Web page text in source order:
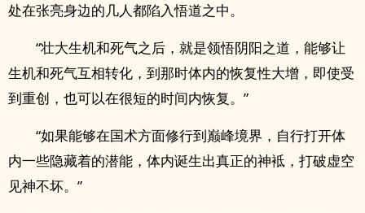
处在张亮身边的几人都陷入悟道之中。
“壮大生机和死气之后，就是领悟阴阳之道，能够让
生机和死气互相转化，到那时体内的恢复性大增，即使受
到重创，也可以在很短的时间内恢复。”
“如果能够在国术方面修行到巅峰境界，自行打开体
内一些隐藏着的潜能，体内诞生出真正的神袛，打破虚空
见神不坏。”